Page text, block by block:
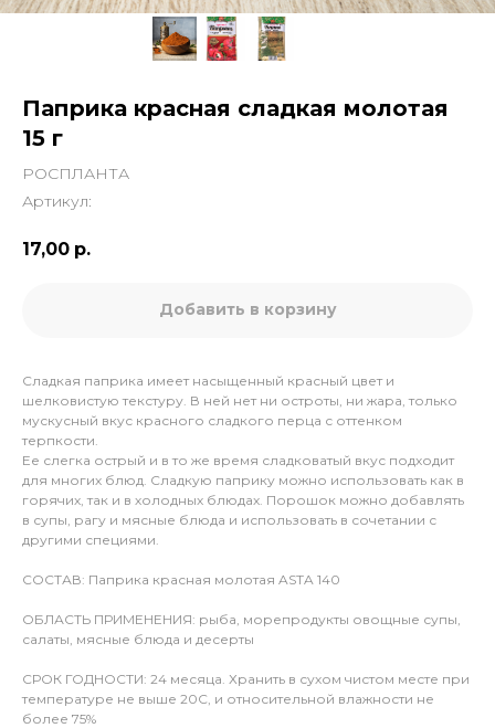
Паприка красная сладкая молотая
15 г
РОСПЛАНТА
Артикул:
17,00 р.
Добавить в корзину
Сладкая паприка имеет насыщенный красный цвет и
шелковистую текстуру. В ней нет ни остроты, ни жара, только
мускусный вкус красного сладкого перца с оттенком
терпкости.
Ее слегка острый и в то же время сладковатый вкус подходит
для многих блюд. Сладкую паприку можно использовать как в
горячих, так и в холодных блюдах. Порошок можно добавлять
в супы, рагу и мясные блюда и использовать в сочетании с
другими специями.
СОСТАВ: Паприка красная молотая ASTA 140
ОБЛАСТЬ ПРИМЕНЕНИЯ: рыба, морепродукты овощные супы,
салаты, мясные блюда и десерты
СРОК ГОДНОСТИ: 24 месяца. Хранить в сухом чистом месте при
температуре не выше 20С, и относительной влажности не
более 75%